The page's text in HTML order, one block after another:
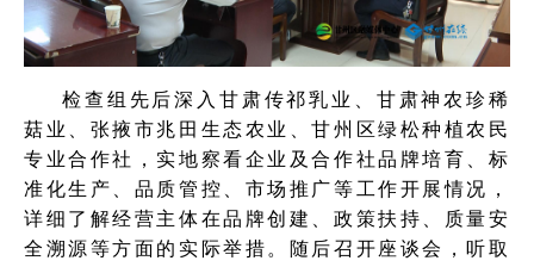
检查组先后深入甘肃传祁乳业、甘肃神农珍稀
菇业、张掖市兆田生态农业、甘州区绿松种植农民
专业合作社，实地察看企业及合作社品牌培育、标
准化生产、品质管控、市场推广等工作开展情况，
详细了解经营主体在品牌创建、政策扶持、质量安
全溯源等方面的实际举措。随后召开座谈会，听取